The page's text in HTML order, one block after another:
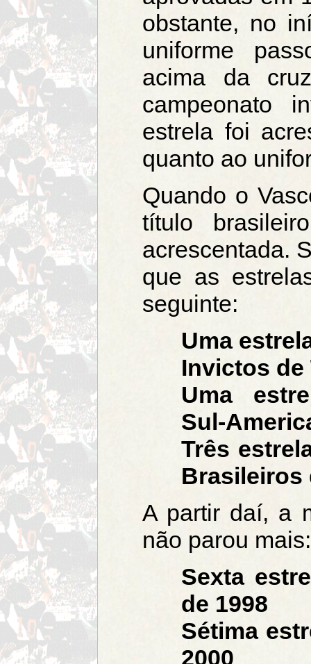
obstante, no
uniforme
acima da
campeonato
estrela foi
quanto ao
Quando o
título
acrescentada.
que as
seguinte:
Uma
Invictos de
Uma
Sul-
Três
Brasileiros
A partir daí, a
não parou mais:
Sexta
de 1998
Sétima
2000